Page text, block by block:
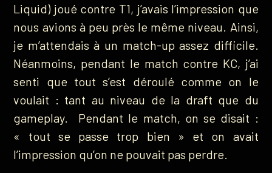
Liquid) joué contre T1, j’avais l’impression que
nous avions à peu près le même niveau. Ainsi,
je m’attendais à un match-up assez difficile.
Néanmoins, pendant le match contre KC, j’ai
senti que tout s’est déroulé comme on le
voulait : tant au niveau de la draft que du
gameplay. Pendant le match, on se disait :
« tout se passe trop bien » et on avait
l’impression qu’on ne pouvait pas perdre.